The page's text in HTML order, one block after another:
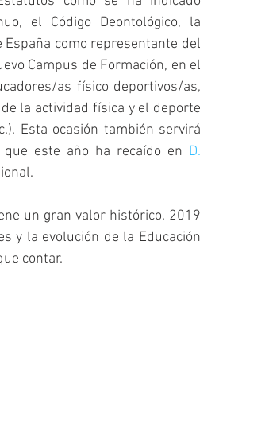
el Código Deontológico, la
España como representante del
Campus de Formación, en el
as físico deportivos/as,
la actividad física y el deporte
Esta ocasión también servirá
que este año ha recaído en D.
un gran valor histórico. 2019
y la evolución de la Educación
contar.